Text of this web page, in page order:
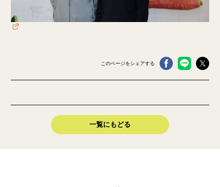
このページをシェアする
一覧にもどる